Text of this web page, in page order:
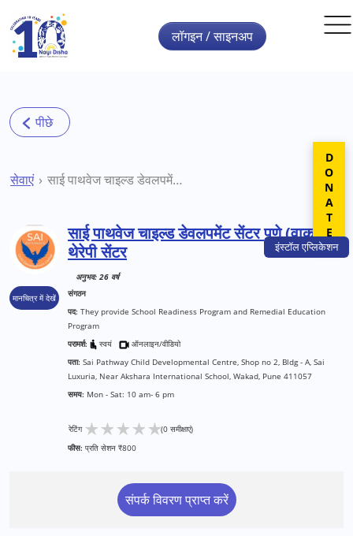
Skip to main content
इंस्टॉलएप्लिकेशन
लॉगइन / साइनअप
सेवाएं साई पाथवेज चाइल्ड डेवलपमेंट सेंटर पुणे (वाकड) थेरेपी सेंटर
मानचित्र में देखें
साई पाथवेज चाइल्ड डेवलपमेंट सेंटर पुणे (वाकड)
थेरेपी सेंटर
अनुभव: 26 वर्ष
संगठन
पद: They provide School Readiness Program and Remedial Education
Program
परामर्श:
स्वयं
ऑनलाइन/वीडियो
पता: Sai Pathway Child Developmental Centre, Shop no 2, Bldg - A, Sai
Luxuria, Near Akshara International School, Wakad, Pune 411057
समय: Mon - Sat: 10 am- 6 pm
रेटिंग ★★★★★(0 समीक्षाएं)
फीस: प्रति सेशन ₹800
संपर्क विवरण प्राप्त करें
DONATE